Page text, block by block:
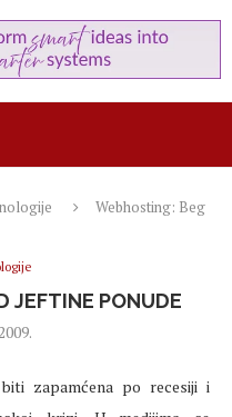
Webhosting: Beg
JEFTINE PONUDE
zapamćena po recesiji i